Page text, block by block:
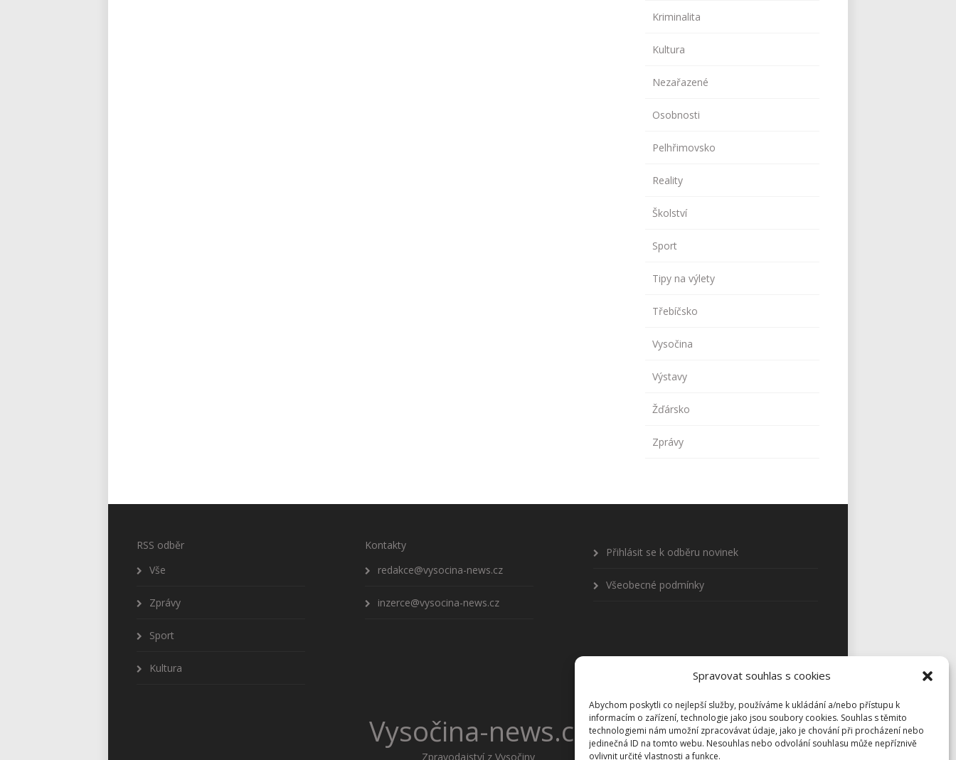
Spravovat souhlas s cookies
Abychom poskytli co nejlepší služby, používáme k ukládání a/nebo přístupu k
informacím o zařízení, technologie jako jsou soubory cookies. Souhlas s těmito
technologiemi nám umožní zpracovávat údaje, jako je chování při procházení nebo
jedinečná ID na tomto webu. Nesouhlas nebo odvolání souhlasu může nepříznivě
ovlivnit určité vlastnosti a funkce.
Kriminalita
Kultura
Nezařazené
Osobnosti
Pelhřimovsko
Reality
Školství
Sport
Tipy na výlety
Třebíčsko
Vysočina
Výstavy
Žďársko
Zprávy
RSS odběr
Vše
Zprávy
Sport
Kultura
Kontakty
redakce@vysocina-news.cz
inzerce@vysocina-news.cz
Přihlásit se k odběru novinek
Všeobecné podmínky
Vysočina-news.cz
Zpravodajství z Vysočiny